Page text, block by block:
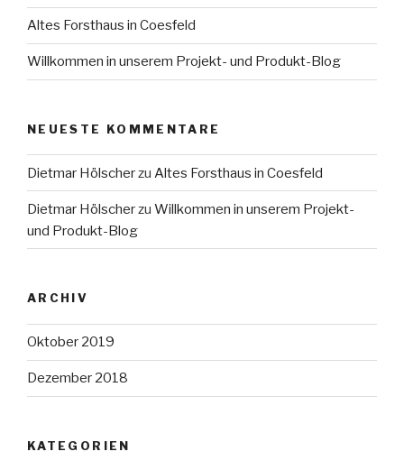
Altes Forsthaus in Coesfeld
Willkommen in unserem Projekt- und Produkt-Blog
NEUESTE KOMMENTARE
Dietmar Hölscherzu Altes Forsthaus in Coesfeld
Dietmar Hölscherzu Willkommen in unserem Projekt-
und Produkt-Blog
ARCHIV
Oktober 2019
Dezember 2018
KATEGORIEN